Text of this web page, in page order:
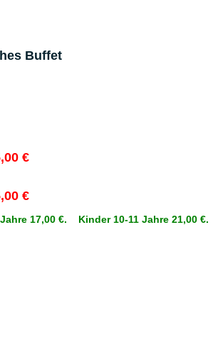
Buffet
€
€
17,00 €. Kinder 10-11 Jahre 21,00 €.